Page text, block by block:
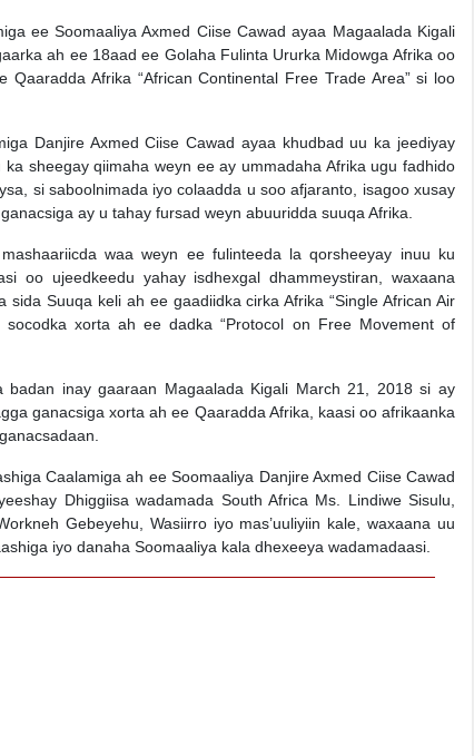
ee Soomaaliya Axmed Ciise Cawad ayaa Magaalada Kigali
ah ee 18aad ee Golaha Fulinta Ururka Midowga Afrika oo
Afrika “African Continental Free Trade Area” si loo
Danjire Axmed Ciise Cawad ayaa khudbad uu ka jeediyay
sheegay qiimaha weyn ee ay ummadaha Afrika ugu fadhido
si saboolnimada iyo colaadda u soo afjaranto, isagoo xusay
ay u tahay fursad weyn abuuridda suuqa Afrika.
waa weyn ee fulinteeda la qorsheeyay inuu ku
oo ujeedkeedu yahay isdhexgal dhammeystiran, waxaana
Suuqa keli ah ee gaadiidka cirka Afrika “Single African Air
xorta ah ee dadka “Protocol on Free Movement of
badan inay gaaraan Magaalada Kigali March 21, 2018 si ay
ganacsiga xorta ah ee Qaaradda Afrika, kaasi oo afrikaanka
Caalamiga ah ee Soomaaliya Danjire Axmed Ciise Cawad
Dhiggiisa wadamada South Africa Ms. Lindiwe Sisulu,
Gebeyehu, Wasiirro iyo mas’uuliyiin kale, waxaana uu
iyo danaha Soomaaliya kala dhexeeya wadamadaasi.